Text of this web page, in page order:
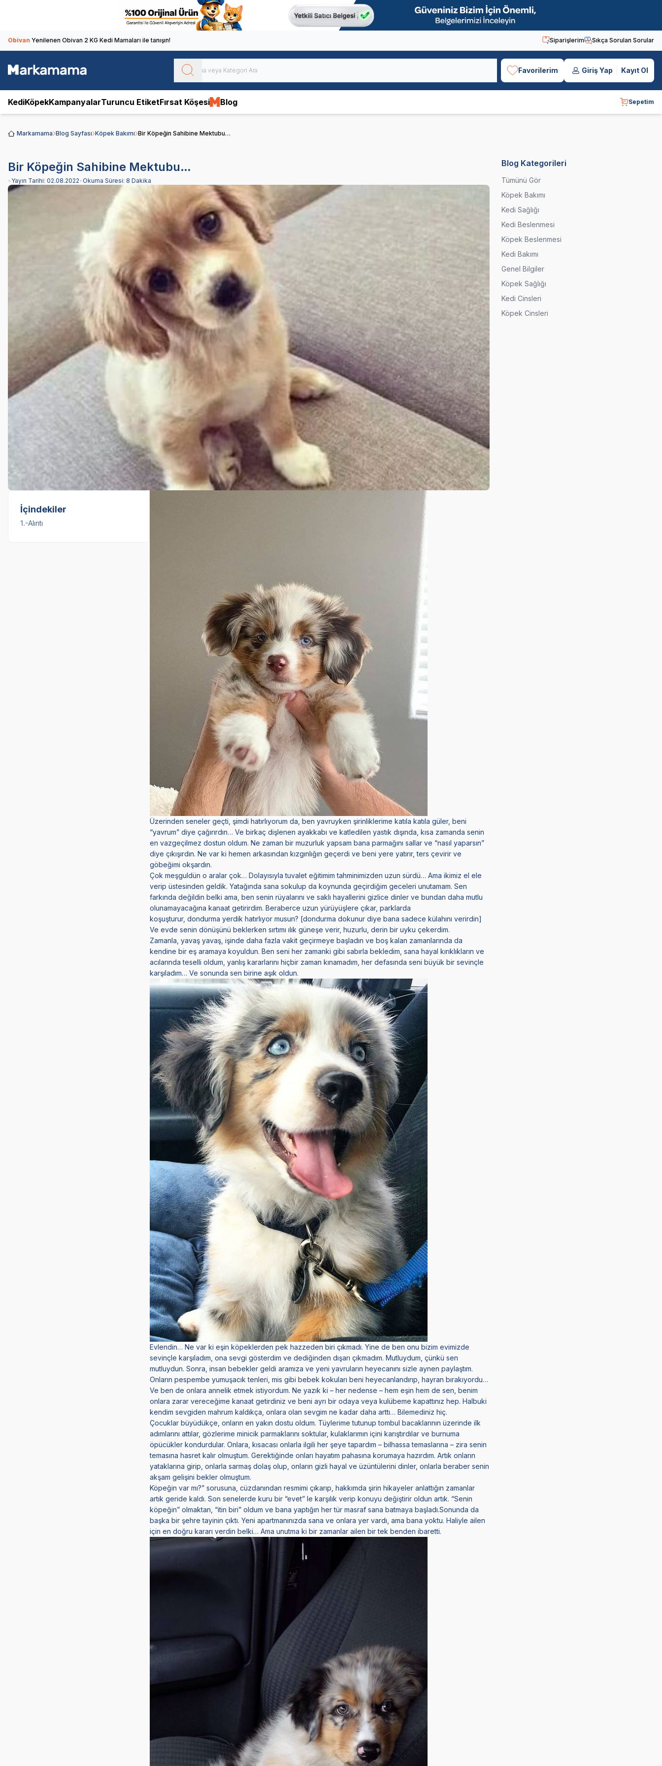
Obivan Yenilenen Obivan 2 KG Kedi Mamaları ile tanışın! Siparişlerim Sıkça Sorulan Sorular
Favorilerim Giriş Yap Kayıt Ol
KediKöpekKampanyalarTuruncu EtiketFırsat Köşesi Blog Sepetim
Markamama Blog Sayfası Köpek Bakımı Bir Köpeğin Sahibine Mektubu…
Bir Köpeğin Sahibine Mektubu…
• Yayın Tarihi: 02.08.2022•Okuma Süresi: 8 Dakika
İçindekiler
1.-Alıntı
Üzerinden seneler geçti, şimdi hatırlıyorum da, ben yavruyken şirinliklerime katıla katıla güler, beni
“yavrum” diye çağırırdın… Ve birkaç dişlenen ayakkabı ve katledilen yastık dışında, kısa zamanda senin
en vazgeçilmez dostun oldum. Ne zaman bir muzurluk yapsam bana parmağını sallar ve “nasıl yaparsın”
diye çıkışırdın. Ne var ki hemen arkasından kızgınlığın geçerdi ve beni yere yatırır, ters çevirir ve
göbeğimi okşardın.
Çok meşguldün o aralar çok… Dolayısıyla tuvalet eğitimim tahminimizden uzun sürdü… Ama ikimiz el ele
verip üstesinden geldik. Yatağında sana sokulup da koynunda geçirdiğim geceleri unutamam. Sen
farkında değildin belki ama, ben senin rüyalarını ve saklı hayallerini gizlice dinler ve bundan daha mutlu
olunamayacağına kanaat getirirdim. Beraberce uzun yürüyüşlere çıkar, parklarda
koşuşturur, dondurma yerdik hatırlıyor musun? [dondurma dokunur diye bana sadece külahını verirdin]
Ve evde senin dönüşünü beklerken sırtımı ılık güneşe verir, huzurlu, derin bir uyku çekerdim.
Zamanla, yavaş yavaş, işinde daha fazla vakit geçirmeye başladın ve boş kalan zamanlarında da
kendine bir eş aramaya koyuldun. Ben seni her zamanki gibi sabırla bekledim, sana hayal kırıklıkların ve
acılarında teselli oldum, yanlış kararlarını hiçbir zaman kınamadım, her defasında seni büyük bir sevinçle
karşıladım… Ve sonunda sen birine aşık oldun.
Evlendin… Ne var ki eşin köpeklerden pek hazzeden biri çıkmadı. Yine de ben onu bizim evimizde
sevinçle karşıladım, ona sevgi gösterdim ve dediğinden dışarı çıkmadım. Mutluydum, çünkü sen
mutluydun. Sonra, insan bebekler geldi aramıza ve yeni yavruların heyecanını sizle aynen paylaştım.
Onların pespembe yumuşacık tenleri, mis gibi bebek kokuları beni heyecanlandırıp, hayran bırakıyordu…
Ve ben de onlara annelik etmek istiyordum. Ne yazık ki – her nedense – hem eşin hem de sen, benim
onlara zarar vereceğime kanaat getirdiniz ve beni ayrı bir odaya veya kulübeme kapattınız hep. Halbuki
kendim sevgiden mahrum kaldıkça, onlara olan sevgim ne kadar daha arttı… Bilemediniz hiç.
Çocuklar büyüdükçe, onların en yakın dostu oldum. Tüylerime tutunup tombul bacaklarının üzerinde ilk
adımlarını attılar, gözlerime minicik parmaklarını soktular, kulaklarımın içini karıştırdılar ve burnuma
öpücükler kondurdular. Onlara, kısacası onlarla ilgili her şeye tapardım – bilhassa temaslarına – zira senin
temasına hasret kalır olmuştum. Gerektiğinde onları hayatım pahasına korumaya hazırdım. Artık onların
yataklarına girip, onlarla sarmaş dolaş olup, onların gizli hayal ve üzüntülerini dinler, onlarla beraber senin
akşam gelişini bekler olmuştum.
Köpeğin var mı?” sorusuna, cüzdanından resmimi çıkarıp, hakkımda şirin hikayeler anlattığın zamanlar
artık geride kaldı. Son senelerde kuru bir “evet” le karşılık verip konuyu değiştirir oldun artık. “Senin
köpeğin” olmaktan, “itin biri” oldum ve bana yaptığın her tür masraf sana batmaya başladı.Sonunda da
başka bir şehre tayinin çıktı. Yeni apartmanınızda sana ve onlara yer vardı, ama bana yoktu. Haliyle ailen
için en doğru kararı verdin belki… Ama unutma ki bir zamanlar ailen bir tek benden ibaretti.
Blog Kategorileri
Tümünü Gör
Köpek Bakımı
Kedi Sağlığı
Kedi Beslenmesi
Köpek Beslenmesi
Kedi Bakımı
Genel Bilgiler
Köpek Sağlığı
Kedi Cinsleri
Köpek Cinsleri